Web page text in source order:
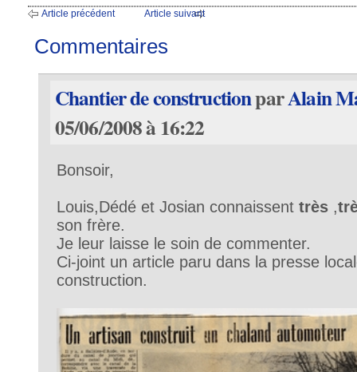
Article précédent Article suivant
Commentaires
Chantier de constructionparAlain
05/06/2008 à 16:22
Bonsoir,
Louis,Dédé et Josian connaissent très,
son frère.
Je leur laisse le soin de commenter.
Ci-joint un article paru dans la presse
construction.